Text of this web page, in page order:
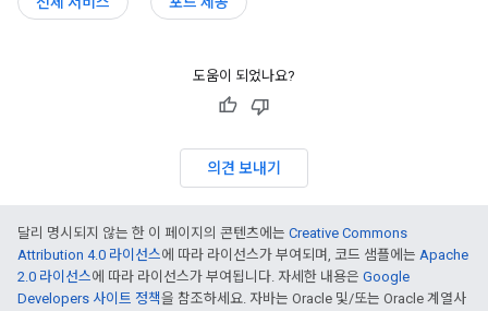
도움이 되었나요?
의견 보내기
달리 명시되지 않는 한 이 페이지의 콘텐츠에는 Creative Commons
Attribution 4.0 라이선스에 따라 라이선스가 부여되며, 코드 샘플에는 Apache
2.0 라이선스에 따라 라이선스가 부여됩니다. 자세한 내용은 Google
Developers 사이트 정책을 참조하세요. 자바는 Oracle 및/또는 Oracle 계열사